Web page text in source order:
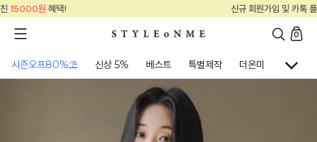
신규 회원가입 및 카톡 플친
0
시즌오프80%⛱ 신상 5% 베스트 특별제작 더온미 골프웨어